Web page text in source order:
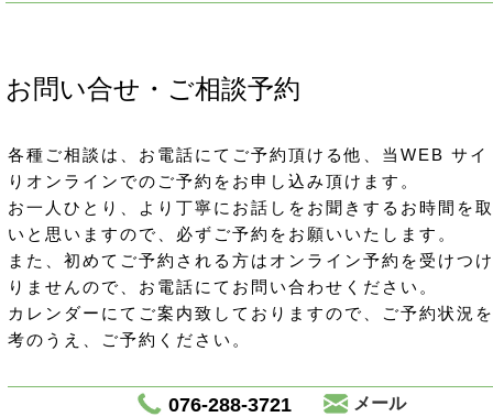
お問い合せ・ご相談予約
各種ご相談は、お電話にてご予約頂ける他、当WEB サイ
りオンラインでのご予約をお申し込み頂けます。
お一人ひとり、より丁寧にお話しをお聞きするお時間を
いと思いますので、必ずご予約をお願いいたします。
また、初めてご予約される方はオンライン予約を受けつ
りませんので、お電話にてお問い合わせください。
カレンダーにてご案内致しておりますので、ご予約状況
考のうえ、ご予約ください。
076-288-3721
メール